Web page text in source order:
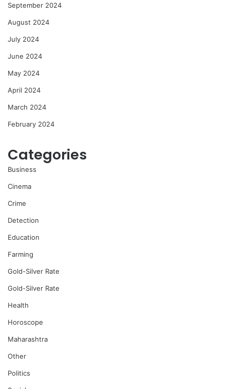
September 2024
August 2024
July 2024
June 2024
May 2024
April 2024
March 2024
February 2024
Categories
Business
Cinema
Crime
Detection
Education
Farming
Gold-Silver Rate
Gold-Silver Rate
Health
Horoscope
Maharashtra
Other
Politics